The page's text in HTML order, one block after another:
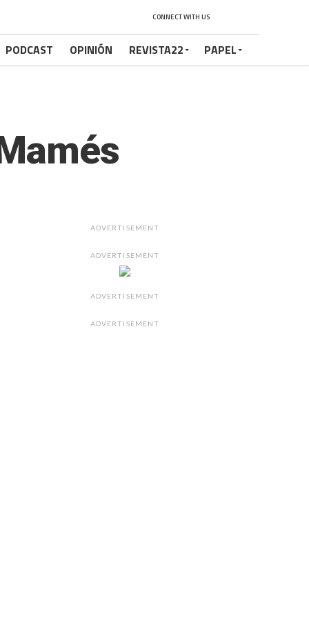
CONNECT WITH US
PODCAST OPINIÓN REVISTA22 PAPEL
ADVERTISEMENT
ADVERTISEMENT
ADVERTISEMENT
ADVERTISEMENT